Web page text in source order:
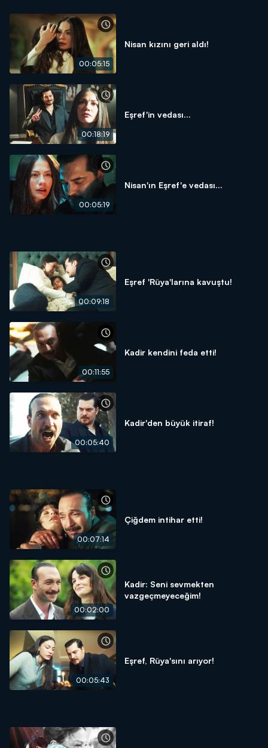
00:05:15
Nisan kızını geri aldı!
00:18:19
Eşref'in vedası...
00:05:19
Nisan'ın Eşref'e vedası...
00:09:18
Eşref 'Rüya'larına kavuştu!
00:11:55
Kadir kendini feda etti!
00:05:40
Kadir'den büyük itiraf!
00:07:14
Çiğdem intihar etti!
00:02:00
Kadir: Seni sevmekten
vazgeçmeyeceğim!
00:05:43
Eşref, Rüya'sını arıyor!